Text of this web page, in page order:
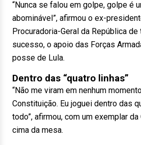
“Nunca se falou em golpe, golpe é
abominável”, afirmou o ex-
Procuradoria-Geral da República
sucesso, o apoio das Forças
posse de Lula.
Dentro das “quatro linhas”
“Não me viram em nenhum
Constituição. Eu joguei dentro das
todo”, afirmou, com um exemplar
cima da mesa.